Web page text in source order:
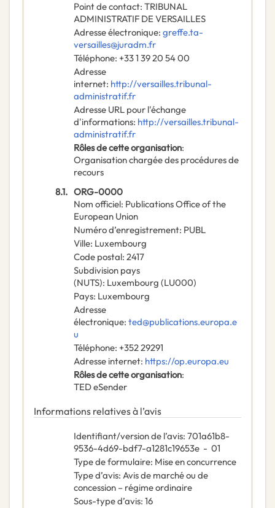
Point de contact: TRIBUNAL
ADMINISTRATIF DE VERSAILLES
Adresse électronique: greffe.ta-
versailles@juradm.fr
Téléphone: +33 1 39 20 54 00
Adresse
internet: http://versailles.tribunal-
administratif.fr
Adresse URL pour l'échange
d'informations: http://versailles.tribunal-
administratif.fr
Rôles de cette organisation:
Organisation chargée des procédures de
recours
8.1. ORG-0000
Nom officiel: Publications Office of the
European Union
Numéro d’enregistrement: PUBL
Ville: Luxembourg
Code postal: 2417
Subdivision pays
(NUTS): Luxembourg (LU000)
Pays: Luxembourg
Adresse
électronique: ted@publications.europa.e
u
Téléphone: +352 29291
Adresse internet: https://op.europa.eu
Rôles de cette organisation:
TED eSender
Informations relatives à l’avis
Identifiant/version de l’avis: 701a61b8-
9536-4d69-bdf7-a1281c19653e - 01
Type de formulaire: Mise en concurrence
Type d’avis: Avis de marché ou de
concession – régime ordinaire
Sous-type d’avis: 16